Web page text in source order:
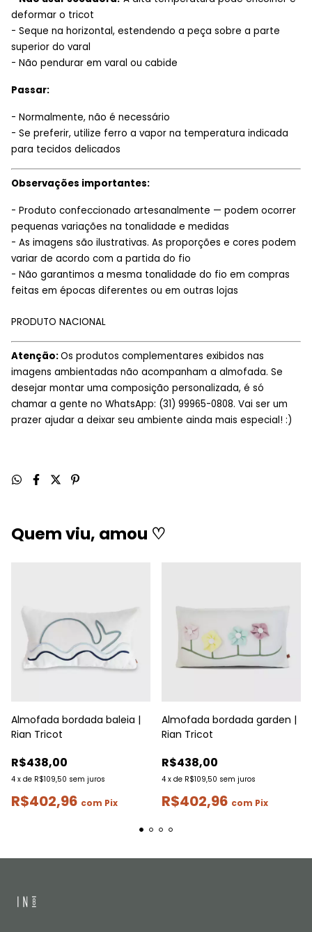
deformar o tricot
- Seque na horizontal, estendendo a peça sobre a parte
superior do varal
- Não pendurar em varal ou cabide
Passar:
- Normalmente, não é necessário
- Se preferir, utilize ferro a vapor na temperatura indicada
para tecidos delicados
Observações importantes:
- Produto confeccionado artesanalmente — podem ocorrer
pequenas variações na tonalidade e medidas
- As imagens são ilustrativas. As proporções e cores podem
variar de acordo com a partida do fio
- Não garantimos a mesma tonalidade do fio em compras
feitas em épocas diferentes ou em outras lojas
PRODUTO NACIONAL
Atenção:Os produtos complementares exibidos nas
imagens ambientadas não acompanham a almofada. Se
desejar montar uma composição personalizada, é só
chamar a gente no WhatsApp: (31) 99965-0808. Vai ser um
prazer ajudar a deixar seu ambiente ainda mais especial! :)
Quem viu, amou ♡
Almofada bordada baleia |
Rian Tricot
R$438,00
4 x de R$109,50 sem juros
R$402,96 com Pix
Almofada bordada garden |
Rian Tricot
R$438,00
4 x de R$109,50 sem juros
R$402,96 com Pix